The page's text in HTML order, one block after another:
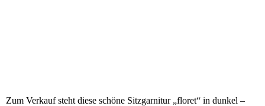
Zum Verkauf steht diese schöne Sitzgarnitur „floret“ in dunkel –